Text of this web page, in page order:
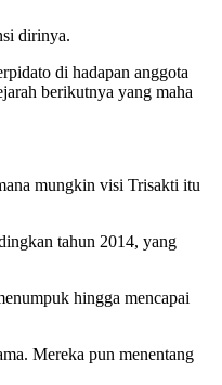
dirinya.
di hadapan anggota
berikutnya yang maha
mungkin visi Trisakti itu
tahun 2014, yang
hingga mencapai
Mereka pun menentang